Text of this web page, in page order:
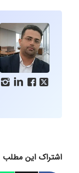
   
اشتراک این مطلب